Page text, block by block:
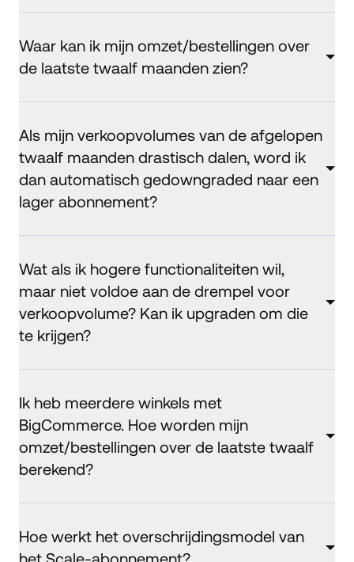
Waar kan ik mijn omzet/bestellingen over
de laatste twaalf maanden zien?
Als mijn verkoopvolumes van de afgelopen
twaalf maanden drastisch dalen, word ik
dan automatisch gedowngraded naar een
lager abonnement?
Wat als ik hogere functionaliteiten wil,
maar niet voldoe aan de drempel voor
verkoopvolume? Kan ik upgraden om die
te krijgen?
Ik heb meerdere winkels met
BigCommerce. Hoe worden mijn
omzet/bestellingen over de laatste twaalf
berekend?
Hoe werkt het overschrijdingsmodel van